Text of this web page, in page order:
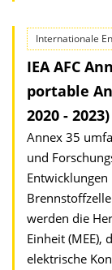
Internationale
IEA AFC
portable
2020 - 2023)
Annex 35
und
werden die
Einheit (MEE),
elektrische